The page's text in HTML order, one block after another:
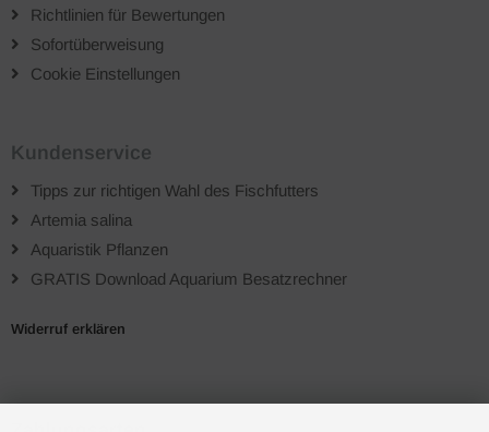
Richtlinien für Bewertungen
Sofortüberweisung
Cookie Einstellungen
Kundenservice
Tipps zur richtigen Wahl des Fischfutters
Artemia salina
Aquaristik Pflanzen
GRATIS Download Aquarium Besatzrechner
Widerruf erklären